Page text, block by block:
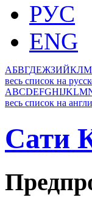
РУС
ENG
АБВГДЕЖЗИЙКЛМ
весь список на
ABCDEFGHIJKLM
весь список на
Сати